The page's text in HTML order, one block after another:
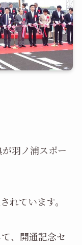
羽ノ浦スポー
れています。
、開通記念セ